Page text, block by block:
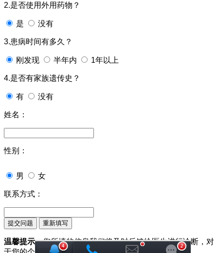
2.是否使用外用药物？
是 没有
3.患病时间有多久？
刚发现 半年内 1年以上
4.是否有家族遗传史？
有 没有
姓名：
性别：
男 女
联系方式：
温馨提示：您所填的信息我们将及时反馈给医生进行诊断，对